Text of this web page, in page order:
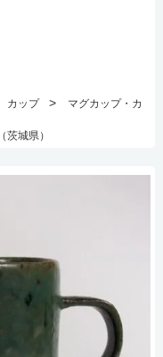
カップ >
マグカップ・カ
茨城県）